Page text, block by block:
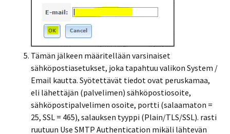
Tämän jälkeen määritellään varsinaiset
sähköpostiasetukset, joka tapahtuu valikon System /
Email kautta. Syötettävät tiedot ovat peruskamaa,
eli lähettäjän (palvelimen) sähköpostiosoite,
sähköpostipalvelimen osoite, portti (salaamaton =
25, SSL = 465), salauksen tyyppi (Plain/TLS/SSL). rasti
ruutuun Use SMTP Authentication mikäli lähtevän